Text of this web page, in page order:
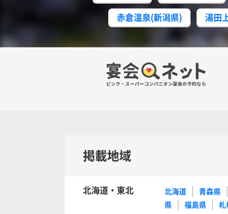
赤倉温泉(新潟県)
湯田
掲載地域
北海道・東北 北海道 青森県
県
福島県 札